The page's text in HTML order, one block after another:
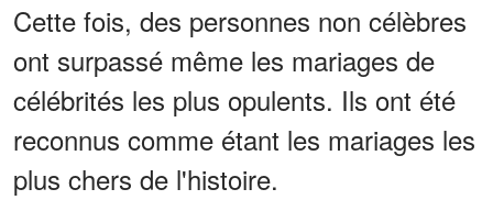
Cette fois, des personnes non célèbres
ont surpassé même les mariages de
célébrités les plus opulents. Ils ont été
reconnus comme étant les mariages les
plus chers de l'histoire.